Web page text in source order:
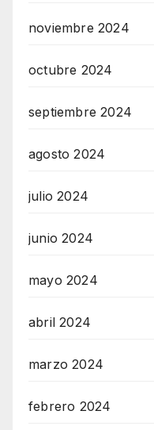
noviembre 2024
octubre 2024
septiembre 2024
agosto 2024
julio 2024
junio 2024
mayo 2024
abril 2024
marzo 2024
febrero 2024